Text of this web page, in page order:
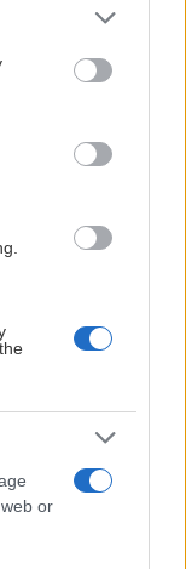
or more Google
You may click to
party tags to
in below Google
or
FIRA MED